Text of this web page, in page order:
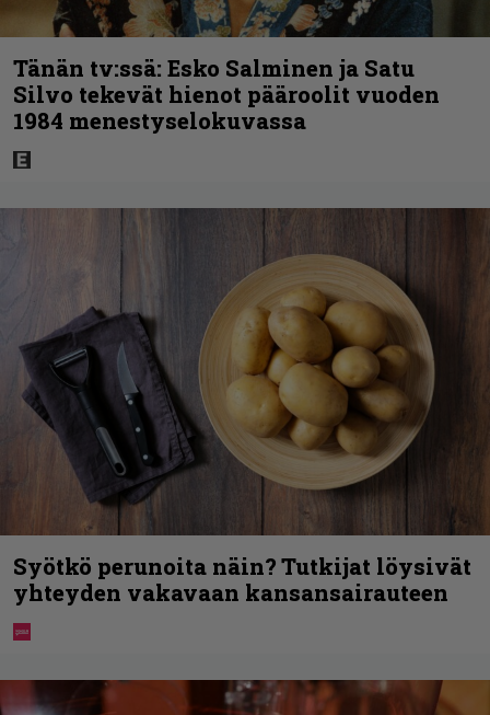
Tänän tv:ssä: Esko Salminen ja Satu
Silvo tekevät hienot pääroolit vuoden
1984 menestyselokuvassa
Syötkö perunoita näin? Tutkijat löysivät
yhteyden vakavaan kansansairauteen